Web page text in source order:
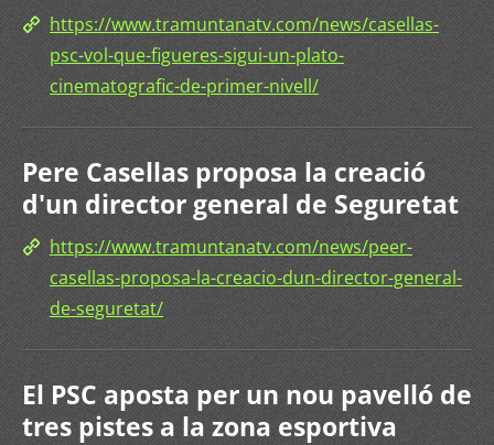
https://www.tramuntanatv.com/news/casellas-
psc-vol-que-figueres-sigui-un-plato-
cinematografic-de-primer-nivell/
Pere Casellas proposa la creació
d'un director general de Seguretat
https://www.tramuntanatv.com/news/peer-
casellas-proposa-la-creacio-dun-director-general-
de-seguretat/
El PSC aposta per un nou pavelló de
tres pistes a la zona esportiva